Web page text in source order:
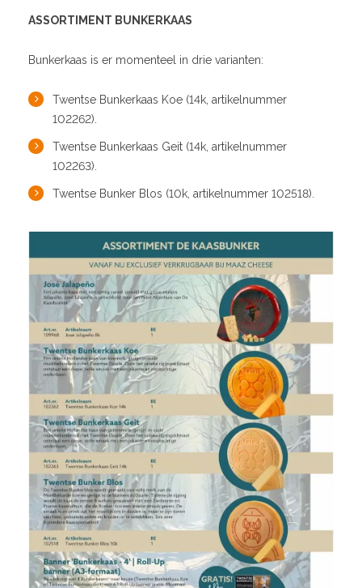
ASSORTIMENT BUNKERKAAS
Bunkerkaas is er momenteel in drie varianten:
Twentse Bunkerkaas Koe (14k, artikelnummer
102262).
Twentse Bunkerkaas Geit (14k, artikelnummer
102263).
Twentse Bunker Blos (10k, artikelnummer 102518).